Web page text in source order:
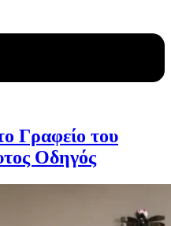
Γραφείο του
Οδηγός